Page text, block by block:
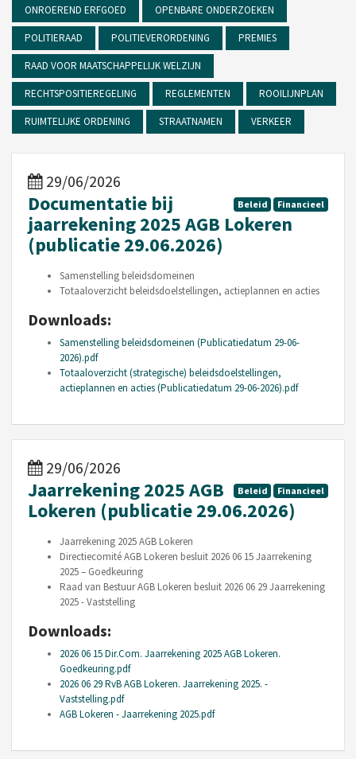
ONROEREND ERFGOED OPENBARE ONDERZOEKEN
POLITIERAAD POLITIEVERORDENING PREMIES
RAAD VOOR MAATSCHAPPELIJK WELZIJN
RECHTSPOSITIEREGELING REGLEMENTEN ROOILIJNPLAN
RUIMTELIJKE ORDENING STRAATNAMEN VERKEER
29/06/2026
Beleid Financieel
Documentatie bij
jaarrekening 2025 AGB Lokeren
(publicatie 29.06.2026)
Samenstelling beleidsdomeinen
Totaaloverzicht beleidsdoelstellingen, actieplannen en acties
Downloads:
Samenstelling beleidsdomeinen (Publicatiedatum 29-06-
2026).pdf
Totaaloverzicht (strategische) beleidsdoelstellingen,
actieplannen en acties (Publicatiedatum 29-06-2026).pdf
29/06/2026
Beleid Financieel
Jaarrekening 2025 AGB
Lokeren (publicatie 29.06.2026)
Jaarrekening 2025 AGB Lokeren
Directiecomité AGB Lokeren besluit 2026 06 15 Jaarrekening
2025 – Goedkeuring
Raad van Bestuur AGB Lokeren besluit 2026 06 29 Jaarrekening
2025 - Vaststelling
Downloads:
2026 06 15 Dir.Com. Jaarrekening 2025 AGB Lokeren.
Goedkeuring.pdf
2026 06 29 RvB AGB Lokeren. Jaarrekening 2025. -
Vaststelling.pdf
AGB Lokeren - Jaarrekening 2025.pdf